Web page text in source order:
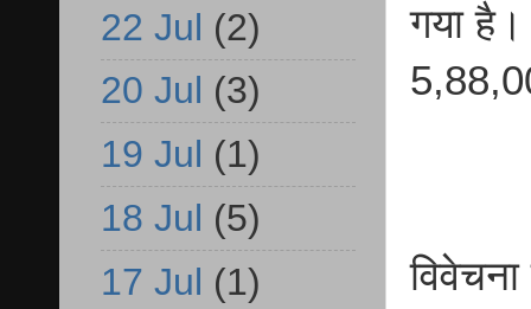
गया है।
विवेचना
22 Jul (2)
20 Jul (3)
19 Jul (1)
18 Jul (5)
17 Jul (1)